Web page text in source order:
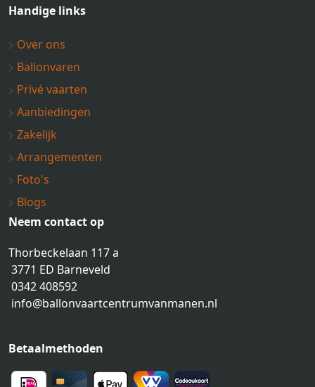
Handige links
Over ons
Ballonvaren
Privé vaarten
Aanbiedingen
Zakelijk
Arrangementen
Foto's
Blogs
Neem contact op
Thorbeckelaan 117 a
3771 ED Barneveld
0342 408592
info@ballonvaartcentrumvanmanen.nl
Betaalmethoden